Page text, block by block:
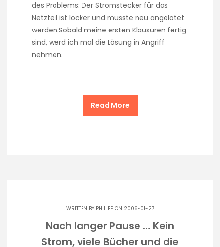
des Problems: Der Stromstecker für das
Netzteil ist locker und müsste neu angelötet
werden.Sobald meine ersten Klausuren fertig
sind, werd ich mal die Lösung in Angriff
nehmen.
Read More
WRITTEN BY PHILIPPON 2006-01-27
Nach langer Pause … Kein
Strom, viele Bücher und die